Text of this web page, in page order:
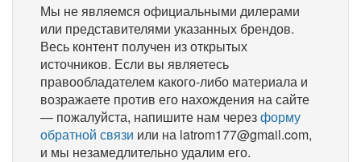
Мы не являемся официальными дилерами
или представителями указанных брендов.
Весь контент получен из открытых
источников. Если вы являетесь
правообладателем какого-либо материала и
возражаете против его нахождения на сайте
— пожалуйста, напишите нам черезформу
обратной связи или на latrom177@gmail.com,
и мы незамедлительно удалим его.